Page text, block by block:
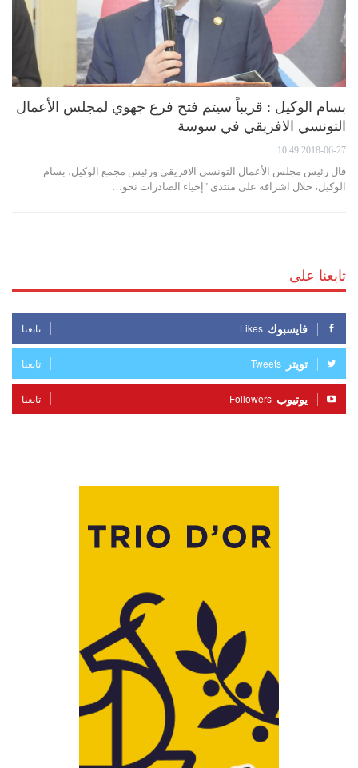
بسام الوكيل : قريباً سيتم فتح فرع جهوي لمجلس الأعمال
التونسي الافريقي في سوسة
2018-06-27 10:49
قال رئيس مجلس الأعمال التونسي الافريقي ورئيس مجمع الوكيل، بسام
الوكيل، خلال اشرافه على منتدى "إحياء الصادرات نحو…
تابعنا على
فايسبوك Likes تابعنا
تويتر Tweets تابعنا
يوتيوب Followers تابعنا